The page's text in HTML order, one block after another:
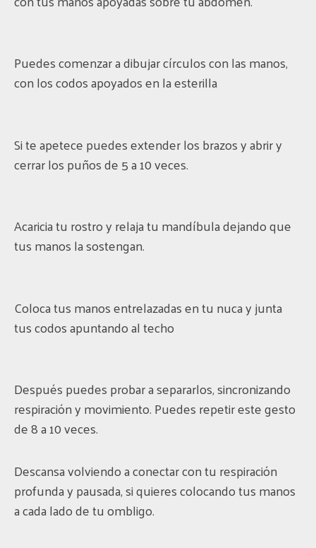
Puedes comenzar a dibujar círculos con las manos,
con los codos apoyados en la esterilla
Si te apetece puedes extender los brazos y abrir y
cerrar los puños de 5 a 10 veces.
Acaricia tu rostro y relaja tu mandíbula dejando que
tus manos la sostengan.
Coloca tus manos entrelazadas en tu nuca y junta
tus codos apuntando al techo
Después puedes probar a separarlos, sincronizando
respiración y movimiento. Puedes repetir este gesto
de 8 a 10 veces.
Descansa volviendo a conectar con tu respiración
profunda y pausada, si quieres colocando tus manos
a cada lado de tu ombligo.